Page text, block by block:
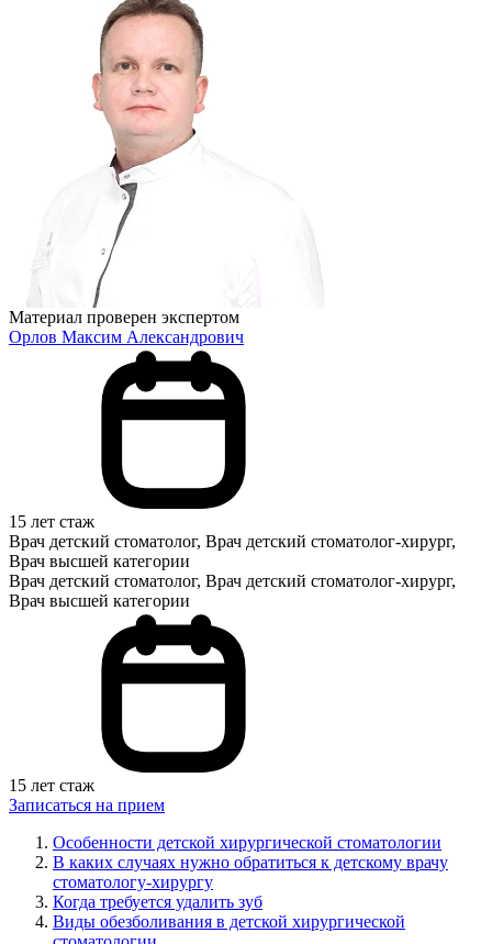
Материал проверен экспертом
Орлов Максим Александрович
15 лет стаж
Врач детский стоматолог, Врач детский стоматолог-хирург,
Врач высшей категории
Врач детский стоматолог, Врач детский стоматолог-хирург,
Врач высшей категории
15 лет стаж
Записаться на прием
Особенности детской хирургической стоматологии
В каких случаях нужно обратиться к детскому врачу
стоматологу-хирургу
Когда требуется удалить зуб
Виды обезболивания в детской хирургической